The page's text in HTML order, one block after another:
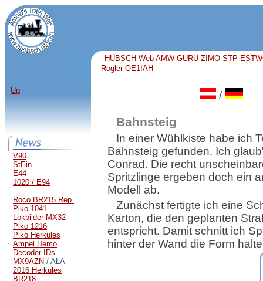
HÜBSCH Web AMW GURU ZIMO STP
Rogler OE1IAH
Up
V90
StEin
E44
1020 / E94
Roco BR215 Rep.
Piko 1041
Lokbilder MX32
Piko 1216
Piko Herkules
Ampel Demo
Decoder IDs
MX9AZN / ALA
2016 Herkules
BR218
/
Bahnsteig
In einer Wühlkiste habe ich
Bahnsteig gefunden. Ich
Conrad. Die recht
Spritzlinge ergeben doch ein
Modell ab.
Zunächst fertigte ich eine
Karton, die den geplanten
entspricht. Damit schnitt ich
hinter der Wand die Form